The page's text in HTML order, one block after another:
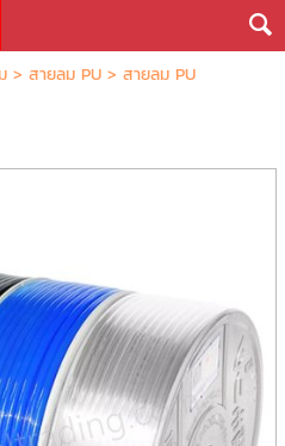
> สายลม PU> สายลม PU